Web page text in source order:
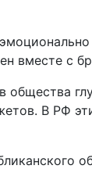
вместе с
В РФ